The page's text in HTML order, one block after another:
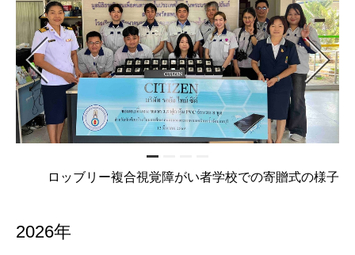
Previous Next
ロッブリー複合視覚障がい者学校での寄贈式の様子
2026年